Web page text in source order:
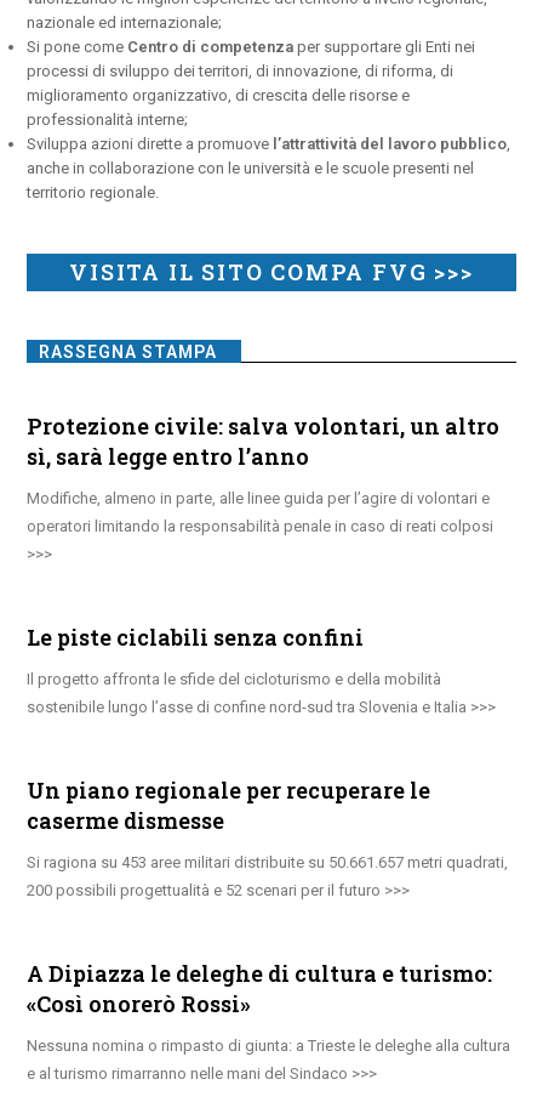
nazionale ed internazionale;
Si pone come Centro di competenza per supportare gli Enti nei
processi di sviluppo dei territori, di innovazione, di riforma, di
miglioramento organizzativo, di crescita delle risorse e
professionalità interne;
Sviluppa azioni dirette a promuove l’attrattività del lavoro pubblico
anche in collaborazione con le università e le scuole presenti nel
territorio regionale.
VISITA IL SITO COMPA FVG >>>
RASSEGNA STAMPA
Protezione civile: salva volontari, un altro
sì, sarà legge entro l’anno
Modifiche, almeno in parte, alle linee guida per l’agire di volontari e
operatori limitando la responsabilità penale in caso di reati colposi
Le piste ciclabili senza confini
Il progetto affronta le sfide del cicloturismo e della mobilità
sostenibile lungo l’asse di confine nord-sud tra Slovenia e Italia
Un piano regionale per recuperare le
caserme dismesse
Si ragiona su 453 aree militari distribuite su 50.661.657 metri quadrati,
200 possibili progettualità e 52 scenari per il futuro
A Dipiazza le deleghe di cultura e turismo:
«Così onorerò Rossi»
Nessuna nomina o rimpasto di giunta: a Trieste le deleghe alla cultura
e al turismo rimarranno nelle mani del Sindaco